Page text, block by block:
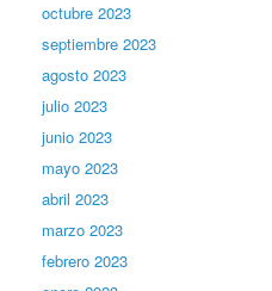
octubre 2023
septiembre 2023
agosto 2023
julio 2023
junio 2023
mayo 2023
abril 2023
marzo 2023
febrero 2023